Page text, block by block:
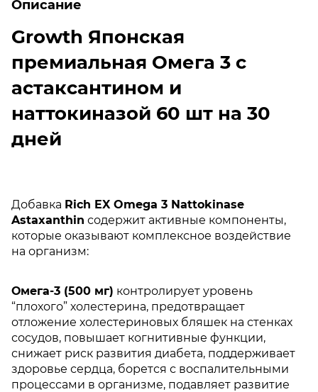
Описание
Growth Японская
премиальная Омега 3 с
астаксантином и
наттокиназой 60 шт на 30
дней
Добавка Rich EX Omega 3 Nattokinase
Astaxanthin содержит активные компоненты,
которые оказывают комплексное воздействие
на организм:
Омега-3 (500 мг) контролирует уровень
“плохого” холестерина, предотвращает
отложение холестериновых бляшек на стенках
сосудов, повышает когнитивные функции,
снижает риск развития диабета, поддерживает
здоровье сердца, борется с воспалительными
процессами в организме, подавляет развитие